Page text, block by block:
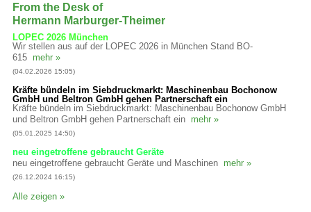
From the Desk of
Hermann Marburger-Theimer
LOPEC 2026 München
Wir stellen aus auf der LOPEC 2026 in München Stand BO-
615
mehr »
(04.02.2026 15:05)
Kräfte bündeln im Siebdruckmarkt: Maschinenbau Bochonow
GmbH und Beltron GmbH gehen Partnerschaft ein
Kräfte bündeln im Siebdruckmarkt: Maschinenbau Bochonow GmbH
und Beltron GmbH gehen Partnerschaft ein
mehr »
(05.01.2025 14:50)
neu eingetroffene gebraucht Geräte
neu eingetroffene gebraucht Geräte und Maschinen
mehr »
(26.12.2024 16:15)
Alle zeigen »